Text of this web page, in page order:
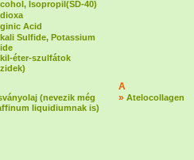
Isopropil(SD-40)
Acid
Sulfide, Potassium
éter-szulfátok
(nevezik még
liquidiumnak is)
A
» Atelocollagen